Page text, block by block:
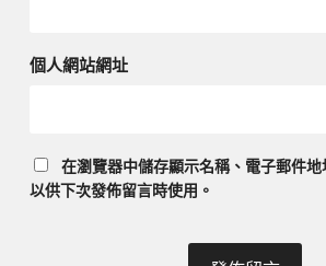
個人網站網址
在瀏覽器中儲存顯示名稱、電子郵件地
以供下次發佈留言時使用。